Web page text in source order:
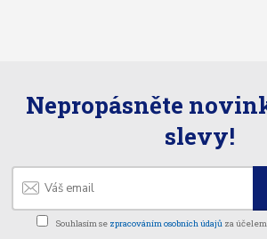
Nepropásněte
slevy!
Souhlasím se zpracováním osobních údajů za